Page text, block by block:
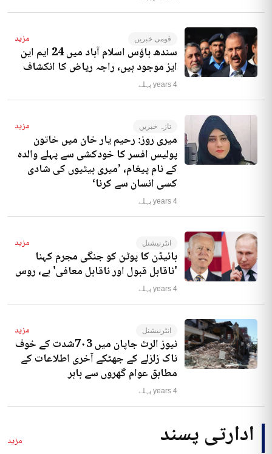
قومی خبریں مزید
سندھ ہاؤس اسلام آباد میں 24 ایم این
ایز موجود ہیں، راجہ ریاض کا انکشاف
4 years پہلے
تازہ خبریں مزید
میری روز: رحیم یار خان میں خاتون
پولیس افسر کا خودکشی سے پہلے والدہ
کے نام پیغام، ’میری بیٹیوں کی شادی
کسی انسان سے کرنا‘
4 years پہلے
انٹرنیشنل مزید
بائیڈن کا پوٹن کو جنگی مجرم کہنا
'ناقابل قبول اور ناقابل معافی' ہے، روس
4 years پہلے
انٹرنیشنل مزید
نیوز الرٹ جاپان میں 7۰3شدت کے خوف
ناک زلزلے کے جھٹکے آخری اطلاعات کے
مطابق عوام گھروں سے باہر
4 years پہلے
ادارتی پسند مزید